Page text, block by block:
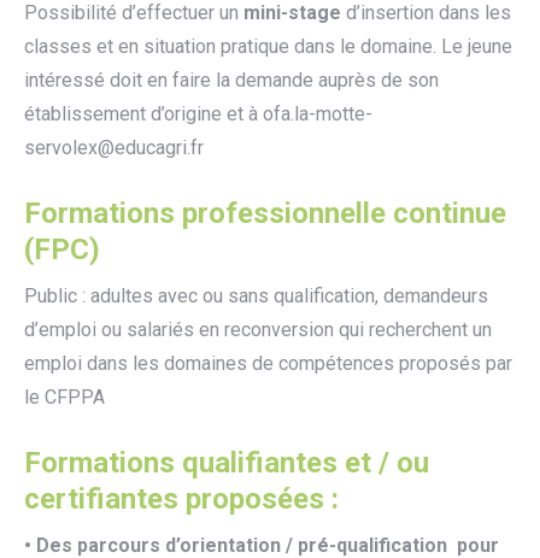
Possibilité d’effectuer un mini-stage d’insertion dans les
classes et en situation pratique dans le domaine. Le jeune
intéressé doit en faire la demande auprès de son
établissement d’origine et à ofa.la-motte-
servolex@educagri.fr
Formations professionnelle continue
(FPC)
Public : adultes avec ou sans qualification, demandeurs
d’emploi ou salariés en reconversion qui recherchent un
emploi dans les domaines de compétences proposés par
le CFPPA
Formations qualifiantes et / ou
certifiantes proposées :
• Des parcours d’orientation / pré-qualification pour